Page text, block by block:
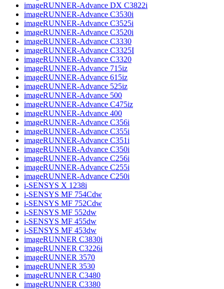
imageRUNNER-Advance DX C3822i
imageRUNNER-Advance C3530i
imageRUNNER-Advance C3525i
imageRUNNER-Advance C3520i
imageRUNNER-Advance C3330
imageRUNNER-Advance C3325I
imageRUNNER-Advance C3320
imageRUNNER-Advance 715iz
imageRUNNER-Advance 615iz
imageRUNNER-Advance 525iz
imageRUNNER-Advance 500
imageRUNNER-Advance C475iz
imageRUNNER-Advance 400
imageRUNNER-Advance C356i
imageRUNNER-Advance C355i
imageRUNNER-Advance C351i
imageRUNNER-Advance C350i
imageRUNNER-Advance C256i
imageRUNNER-Advance C255i
imageRUNNER-Advance C250i
i-SENSYS X 1238i
i-SENSYS MF 754Cdw
i-SENSYS MF 752Cdw
i-SENSYS MF 552dw
i-SENSYS MF 455dw
i-SENSYS MF 453dw
imageRUNNER C3830i
imageRUNNER C3226i
imageRUNNER 3570
imageRUNNER 3530
imageRUNNER C3480
imageRUNNER C3380